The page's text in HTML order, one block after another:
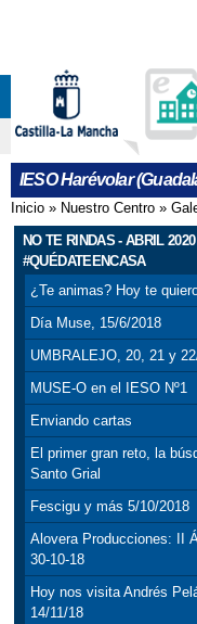
IESO Harévolar
Se encuentra
Inicio » Nuestro Centro »
NO TE RINDAS - ABRIL 2020
#QUÉDATEENCASA
¿Te animas? Hoy te
Día Muse, 15/6/2018
UMBRALEJO, 20, 21 y
MUSE-O en el IESO Nº1
Enviando cartas
El primer gran reto, la
Santo Grial
Fescigu y más 5/10/2018
Alovera Producciones: II
30-10-18
Hoy nos visita Andrés
14/11/18